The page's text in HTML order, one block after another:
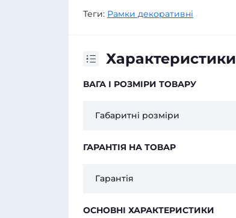
Теги: Рамки декоративні
Характеристики
ВАГА І РОЗМІРИ ТОВАРУ
Габаритні розміри
ГАРАНТІЯ НА ТОВАР
Гарантія
ОСНОВНІ ХАРАКТЕРИСТИКИ